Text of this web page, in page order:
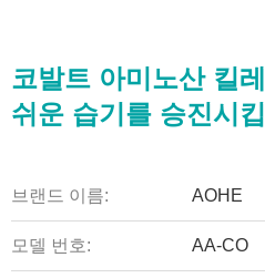
코발트 아미노산 킬
쉬운 습기를 승진시
브랜드 이름: AOHE
모델 번호: AA-CO